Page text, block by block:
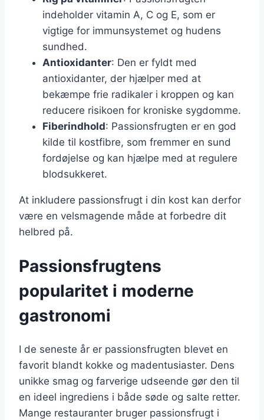
indeholder vitamin A, C og E, som er
vigtige for immunsystemet og hudens
sundhed.
Antioxidanter: Den er fyldt med
antioxidanter, der hjælper med at
bekæmpe frie radikaler i kroppen og kan
reducere risikoen for kroniske sygdomme.
Fiberindhold: Passionsfrugten er en god
kilde til kostfibre, som fremmer en sund
fordøjelse og kan hjælpe med at regulere
blodsukkeret.
At inkludere passionsfrugt i din kost kan derfor
være en velsmagende måde at forbedre dit
helbred på.
Passionsfrugtens
popularitet i moderne
gastronomi
I de seneste år er passionsfrugten blevet en
favorit blandt kokke og madentusiaster. Dens
unikke smag og farverige udseende gør den til
en ideel ingrediens i både søde og salte retter.
Mange restauranter bruger passionsfrugt i